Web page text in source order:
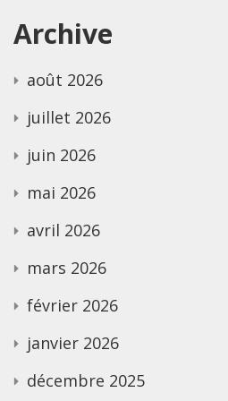
Archive
août 2026
juillet 2026
juin 2026
mai 2026
avril 2026
mars 2026
février 2026
janvier 2026
décembre 2025